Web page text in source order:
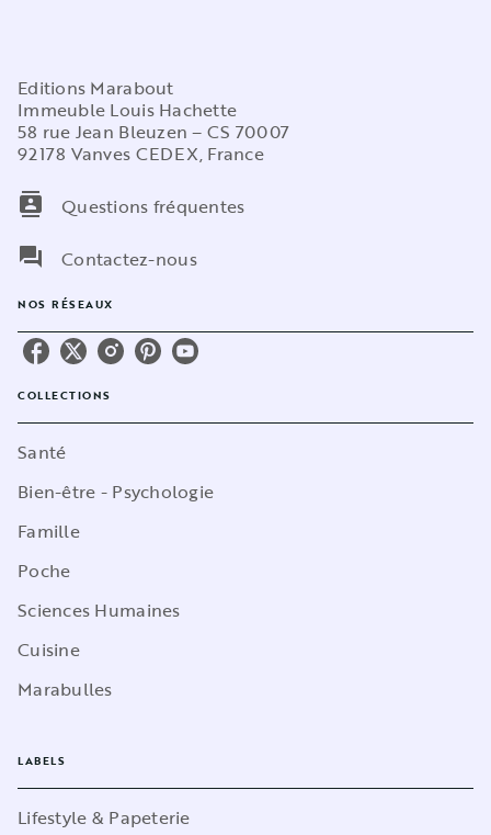
Editions Marabout
Immeuble Louis Hachette
58 rue Jean Bleuzen – CS 70007
92178 Vanves CEDEX, France
contacts
Questions fréquentes
question_answer
Contactez-nous
NOS RÉSEAUX
COLLECTIONS
Santé
Bien-être - Psychologie
Famille
Poche
Sciences Humaines
Cuisine
Marabulles
LABELS
Lifestyle & Papeterie